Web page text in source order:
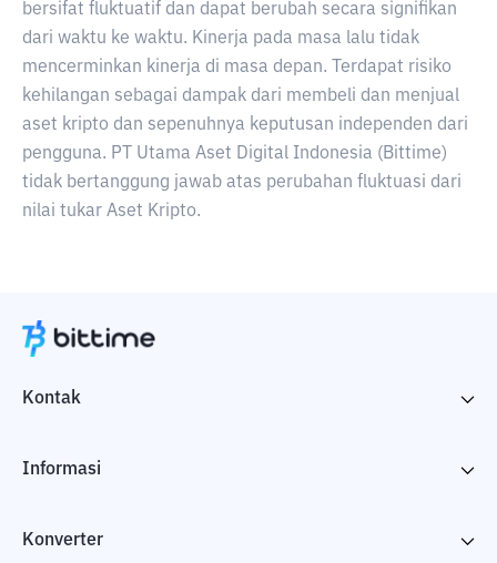
bersifat fluktuatif dan dapat berubah secara signifikan
dari waktu ke waktu. Kinerja pada masa lalu tidak
mencerminkan kinerja di masa depan. Terdapat risiko
kehilangan sebagai dampak dari membeli dan menjual
aset kripto dan sepenuhnya keputusan independen dari
pengguna. PT Utama Aset Digital Indonesia (Bittime)
tidak bertanggung jawab atas perubahan fluktuasi dari
nilai tukar Aset Kripto.
Kontak
Informasi
Konverter